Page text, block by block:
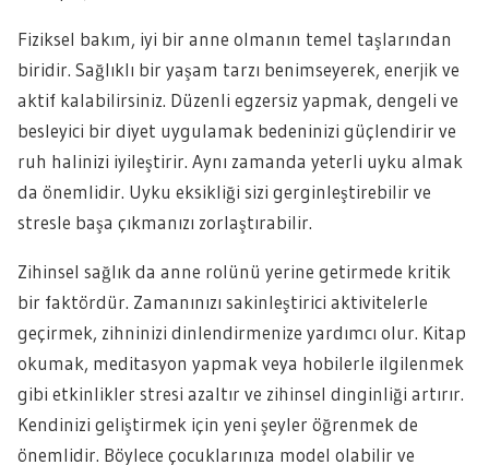
Fiziksel bakım, iyi bir anne olmanın temel taşlarından
biridir. Sağlıklı bir yaşam tarzı benimseyerek, enerjik ve
aktif kalabilirsiniz. Düzenli egzersiz yapmak, dengeli ve
besleyici bir diyet uygulamak bedeninizi güçlendirir ve
ruh halinizi iyileştirir. Aynı zamanda yeterli uyku almak
da önemlidir. Uyku eksikliği sizi gerginleştirebilir ve
stresle başa çıkmanızı zorlaştırabilir.
Zihinsel sağlık da anne rolünü yerine getirmede kritik
bir faktördür. Zamanınızı sakinleştirici aktivitelerle
geçirmek, zihninizi dinlendirmenize yardımcı olur. Kitap
okumak, meditasyon yapmak veya hobilerle ilgilenmek
gibi etkinlikler stresi azaltır ve zihinsel dinginliği artırır.
Kendinizi geliştirmek için yeni şeyler öğrenmek de
önemlidir. Böylece çocuklarınıza model olabilir ve